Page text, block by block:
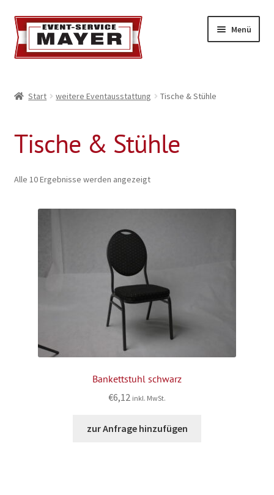
Menü
Standort & Öffnungszeiten
Impressionen
Kontakt & Feedback
Geschäftsbedingungen
Start weitere Eventausstattung Tische & Stühle
Tische & Stühle
Alle 10 Ergebnisse werden angezeigt
Bankettstuhl schwarz
€6,12 inkl. MwSt.
zur Anfrage hinzufügen